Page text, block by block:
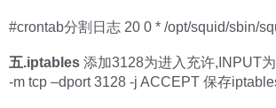
#crontab分割日志 20 0 * /opt/squid/sbin/
五.iptables 添加3128为进入充许,INPUT
-m tcp –dport 3128 -j ACCEPT 保存